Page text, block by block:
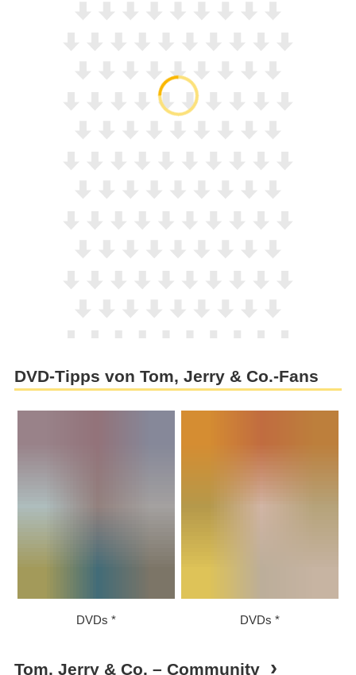
DVD-Tipps von Tom, Jerry & Co.-Fans
DVDs DVDs
Tom, Jerry & Co. – Community